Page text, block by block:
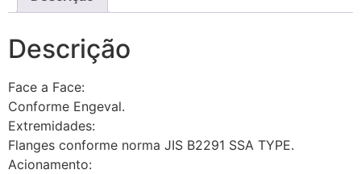
Descrição
Face a Face:
Conforme Engeval.
Extremidades:
Flanges conforme norma JIS B2291 SSA TYPE.
Acionamento: